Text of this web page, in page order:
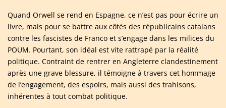
Quand Orwell se rend en Espagne, ce n’est pas pour écrire un
livre, mais pour se battre aux côtés des républicains catalans
contre les fascistes de Franco et s’engage dans les milices du
POUM. Pourtant, son idéal est vite rattrapé par la réalité
politique. Contraint de rentrer en Angleterre clandestinement
après une grave blessure, il témoigne à travers cet hommage
de l’engagement, des espoirs, mais aussi des trahisons,
inhérentes à tout combat politique.